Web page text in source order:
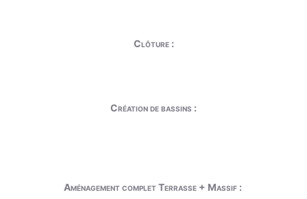
Clôture :
Création de bassins :
Aménagement complet Terrasse + Massif :